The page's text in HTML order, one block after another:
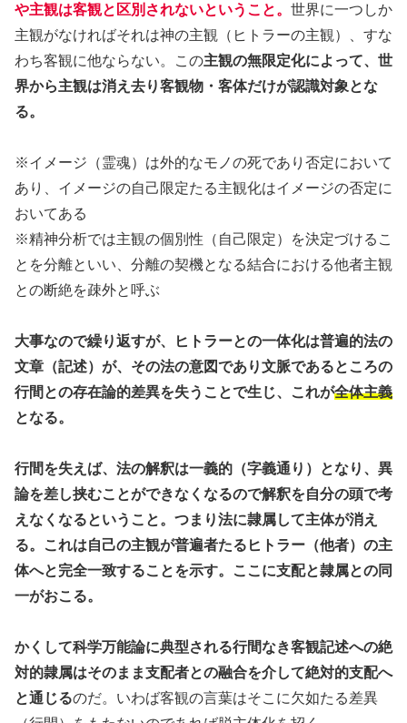
や主観は客観と区別されないということ。 世界に一つしか
主観がなければそれは神の主観（ヒトラーの主観）、すな
わち客観に他ならない。この主観の無限定化によって、世
界から主観は消え去り客観物・客体だけが認識対象とな
る。
※イメージ（霊魂）は外的なモノの死であり否定において
あり、イメージの自己限定たる主観化はイメージの否定に
おいてある
※精神分析では主観の個別性（自己限定）を決定づけるこ
とを分離といい、分離の契機となる結合における他者主観
との断絶を疎外と呼ぶ
大事なので繰り返すが、ヒトラーとの一体化は普遍的法の
文章（記述）が、その法の意図であり文脈であるところの
行間との存在論的差異を失うことで生じ、これが全体主義
となる。
行間を失えば、法の解釈は一義的（字義通り）となり、異
論を差し挟むことができなくなるので解釈を自分の頭で考
えなくなるということ。つまり法に隷属して主体が消え
る。これは自己の主観が普遍者たるヒトラー（他者）の主
体へと完全一致することを示す。ここに支配と隷属との同
一がおこる。
かくして科学万能論に典型される行間なき客観記述への絶
対的隷属はそのまま支配者との融合を介して絶対的支配へ
と通じるのだ。いわば客観の言葉はそこに欠如たる差異